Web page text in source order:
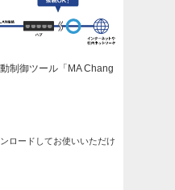
制御ツール「MA Chang
ロードしてお使いいただけ